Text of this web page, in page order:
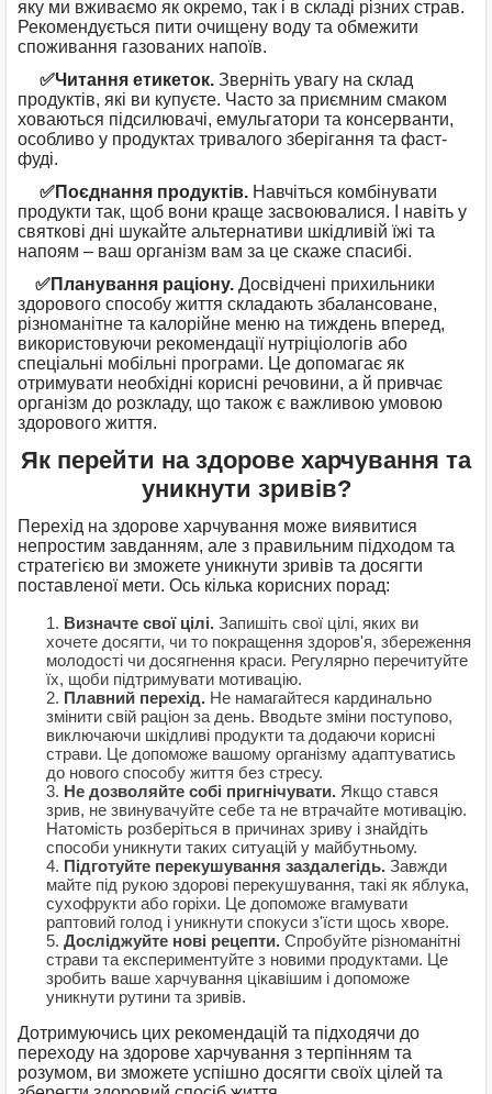
яку ми вживаємо як окремо, так і в складі різних страв.
Рекомендується пити очищену воду та обмежити
споживання газованих напоїв.
✅Читання етикеток. Зверніть увагу на склад
продуктів, які ви купуєте. Часто за приємним смаком
ховаються підсилювачі, емульгатори та консерванти,
особливо у продуктах тривалого зберігання та фаст-
фуді.
✅Поєднання продуктів. Навчіться комбінувати
продукти так, щоб вони краще засвоювалися. І навіть у
святкові дні шукайте альтернативи шкідливій їжі та
напоям – ваш організм вам за це скаже спасибі.
✅Планування раціону. Досвідчені прихильники
здорового способу життя складають збалансоване,
різноманітне та калорійне меню на тиждень вперед,
використовуючи рекомендації нутріціологів або
спеціальні мобільні програми. Це допомагає як
отримувати необхідні корисні речовини, а й привчає
організм до розкладу, що також є важливою умовою
здорового життя.
Як перейти на здорове харчування та
уникнути зривів?
Перехід на здорове харчування може виявитися
непростим завданням, але з правильним підходом та
стратегією ви зможете уникнути зривів та досягти
поставленої мети. Ось кілька корисних порад:
Визначте свої цілі. Запишіть свої цілі, яких ви
хочете досягти, чи то покращення здоров'я, збереження
молодості чи досягнення краси. Регулярно перечитуйте
їх, щоби підтримувати мотивацію.
Плавний перехід. Не намагайтеся кардинально
змінити свій раціон за день. Вводьте зміни поступово,
виключаючи шкідливі продукти та додаючи корисні
страви. Це допоможе вашому організму адаптуватись
до нового способу життя без стресу.
Не дозволяйте собі пригнічувати. Якщо стався
зрив, не звинувачуйте себе та не втрачайте мотивацію.
Натомість розберіться в причинах зриву і знайдіть
способи уникнути таких ситуацій у майбутньому.
Підготуйте перекушування заздалегідь. Завжди
майте під рукою здорові перекушування, такі як яблука,
сухофрукти або горіхи. Це допоможе вгамувати
раптовий голод і уникнути спокуси з'їсти щось хворе.
Досліджуйте нові рецепти. Спробуйте різноманітні
страви та експериментуйте з новими продуктами. Це
зробить ваше харчування цікавішим і допоможе
уникнути рутини та зривів.
Дотримуючись цих рекомендацій та підходячи до
переходу на здорове харчування з терпінням та
розумом, ви зможете успішно досягти своїх цілей та